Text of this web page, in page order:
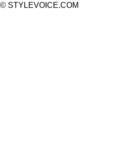
© STYLEVOICE.COM